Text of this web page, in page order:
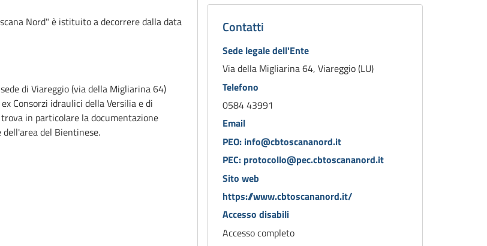
Nord" è istituito a decorrere dalla data
di Viareggio (via della Migliarina 64)
Consorzi idraulici della Versilia e di
in particolare la documentazione
del Bientinese.
Contatti
Sede legale dell'Ente
Via della Migliarina 64, Viareggio (LU)
Telefono
0584 43991
Email
PEO: info@cbtoscananord.it
PEC: protocollo@pec.cbtoscananord.it
Sito web
https://www.cbtoscananord.it/
Accesso disabili
Accesso completo